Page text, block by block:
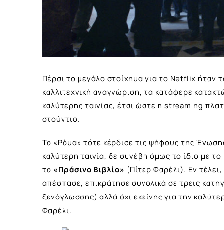
Πέρσι το μεγάλο στοίχημα για το Netflix ήταν
καλλιτεχνική αναγνώριση, τα κατάφερε
καλύτερης ταινίας, έτσι ώστε η streaming
στούντιο.
Το «Ρόμα» τότε κέρδισε τις ψήφους της
καλύτερη ταινία, δε συνέβη όμως το ίδιο με
το «Πράσινο Βιβλίο» (Πίτερ Φαρέλι). Εν
απέσπασε, επικράτησε συνολικά σε τρεις
ξενόγλωσσης) αλλά όχι εκείνης για την
Φαρέλι.